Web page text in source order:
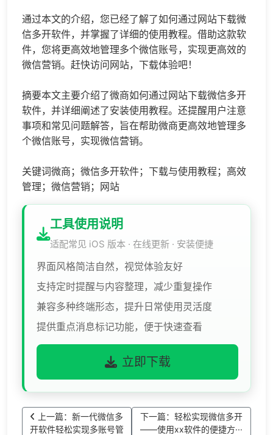
通过本文的介绍，您已经了解了如何通过网站下载微
信多开软件，并掌握了详细的使用教程。借助这款软
件，您将更高效地管理多个微信账号，实现更高效的
微信营销。赶快访问网站，下载体验吧！
摘要本文主要介绍了微商如何通过网站下载微信多开
软件，并详细阐述了安装使用教程。还提醒用户注意
事项和常见问题解答，旨在帮助微商更高效地管理多
个微信账号，实现微信营销。
关键词微商；微信多开软件；下载与使用教程；高效
管理；微信营销；网站
工具使用说明
适配常见 iOS 版本 · 在线更新 · 安装便捷
界面风格简洁自然，视觉体验友好
支持定时提醒与内容整理，减少重复操作
兼容多种终端形态，提升日常使用灵活度
提供重点消息标记功能，便于快速查看
立即下载
上一篇：新一代微信多
开软件轻松实现多账号管
下一篇：轻松实现微信多开
——使用xx软件的便捷方···